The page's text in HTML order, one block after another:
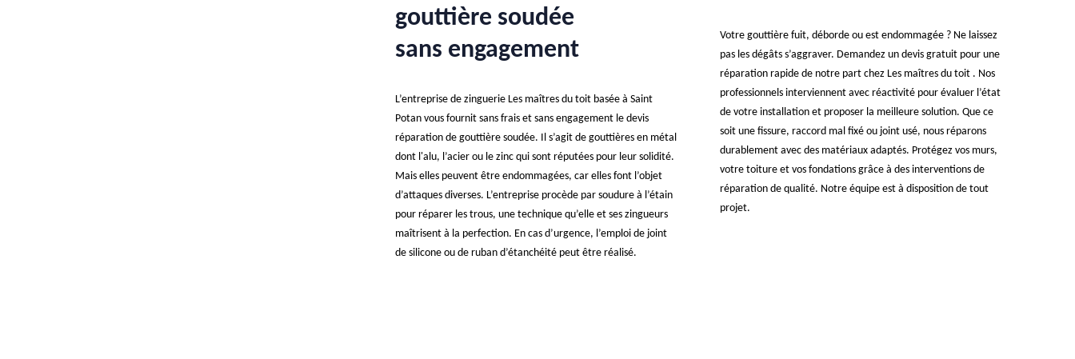
gouttière soudée
sans engagement
L’entreprise de zinguerie Les maîtres du toit basée à Saint
Potan vous fournit sans frais et sans engagement le devis
réparation de gouttière soudée. Il s’agit de gouttières en métal
dont l'alu, l’acier ou le zinc qui sont réputées pour leur solidité.
Mais elles peuvent être endommagées, car elles font l’objet
d’attaques diverses. L’entreprise procède par soudure à l’étain
pour réparer les trous, une technique qu’elle et ses zingueurs
maîtrisent à la perfection. En cas d’urgence, l’emploi de joint
de silicone ou de ruban d’étanchéité peut être réalisé.
Votre gouttière fuit, déborde ou est endommagée ? Ne laissez
pas les dégâts s’aggraver. Demandez un devis gratuit pour une
réparation rapide de notre part chez Les maîtres du toit . Nos
professionnels interviennent avec réactivité pour évaluer l’état
de votre installation et proposer la meilleure solution. Que ce
soit une fissure, raccord mal fixé ou joint usé, nous réparons
durablement avec des matériaux adaptés. Protégez vos murs,
votre toiture et vos fondations grâce à des interventions de
réparation de qualité. Notre équipe est à disposition de tout
projet.